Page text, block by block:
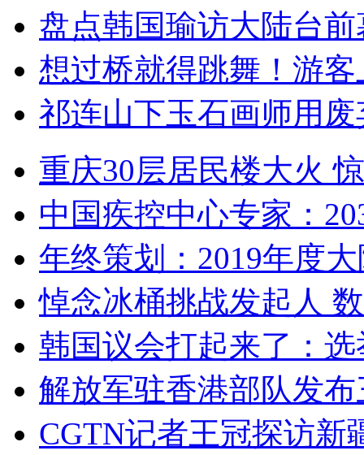
盘点韩国瑜访大陆台
想过桥就得跳舞！游客
祁连山下玉石画师用
重庆30层居民楼大火
中国疾控中心专家：
年终策划：2019年度
悼念冰桶挑战发起人
韩国议会打起来了：
解放军驻香港部队发
CGTN记者王冠探访新